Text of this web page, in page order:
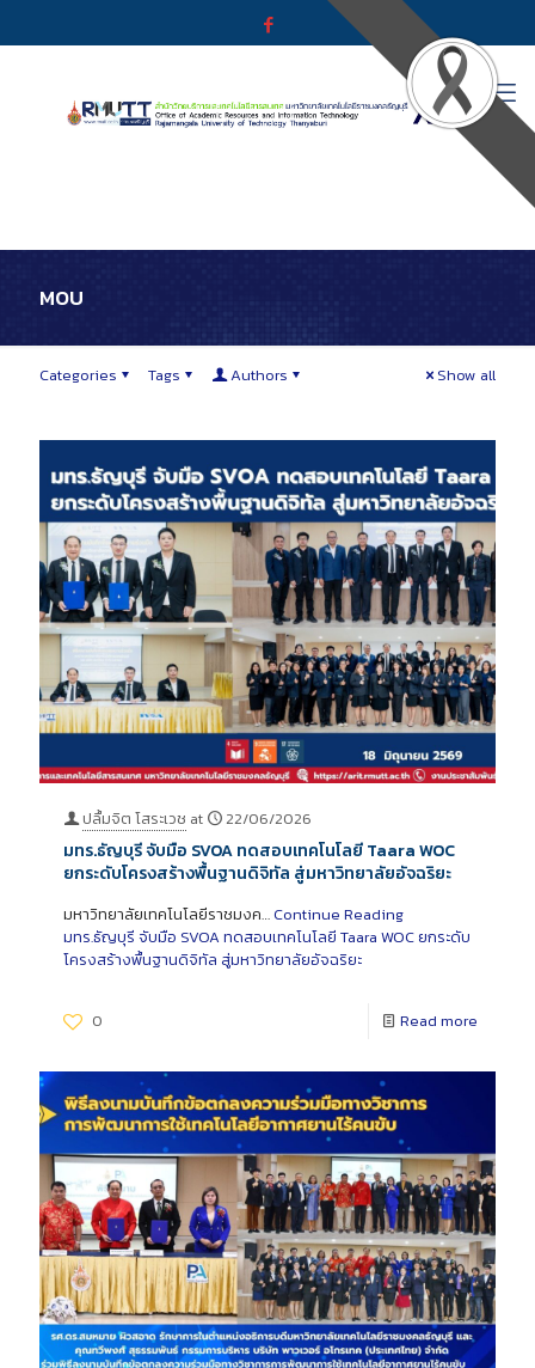
MOU
Categories Tags Authors Show all
ปลื้มจิต โสระเวช at 22/06/2026
มทร.ธัญบุรี จับมือ SVOA ทดสอบเทคโนโลยี Taara WOC
ยกระดับโครงสร้างพื้นฐานดิจิทัล สู่มหาวิทยาลัยอัจฉริยะ
มหาวิทยาลัยเทคโนโลยีราชมงค… Continue Reading
มทร.ธัญบุรี จับมือ SVOA ทดสอบเทคโนโลยี Taara WOC ยกระดับ
โครงสร้างพื้นฐานดิจิทัล สู่มหาวิทยาลัยอัจฉริยะ
0 Read more